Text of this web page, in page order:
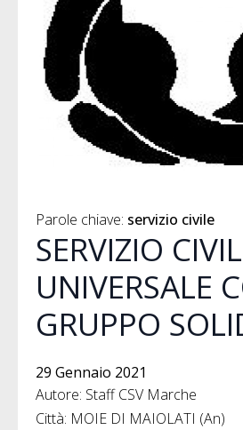
Parole chiave: servizio civile
SERVIZIO
UNIVERSALE
GRUPPO
29 Gennaio 2021
Autore: Staff CSV Marche
Città: MOIE DI MAIOLATI (An)